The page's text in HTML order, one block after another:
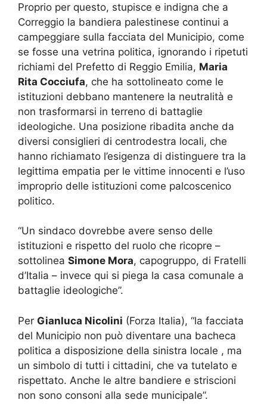
Proprio per questo, stupisce e indigna che a
Correggio la bandiera palestinese continui a
campeggiare sulla facciata del Municipio, come
se fosse una vetrina politica, ignorando i ripetuti
richiami del Prefetto di Reggio Emilia, Maria
Rita Cocciufa, che ha sottolineato come le
istituzioni debbano mantenere la neutralità e
non trasformarsi in terreno di battaglie
ideologiche. Una posizione ribadita anche da
diversi consiglieri di centrodestra locali, che
hanno richiamato l’esigenza di distinguere tra la
legittima empatia per le vittime innocenti e l’uso
improprio delle istituzioni come palcoscenico
politico.
“Un sindaco dovrebbe avere senso delle
istituzioni e rispetto del ruolo che ricopre –
sottolinea Simone Mora, capogruppo, di Fratelli
d’Italia – invece qui si piega la casa comunale a
battaglie ideologiche”.
Per Gianluca Nicolini (Forza Italia), “la facciata
del Municipio non può diventare una bacheca
politica a disposizione della sinistra locale , ma
un simbolo di tutti i cittadini, che va tutelato e
rispettato. Anche le altre bandiere e striscioni
non sono consoni alla sede municipale”.